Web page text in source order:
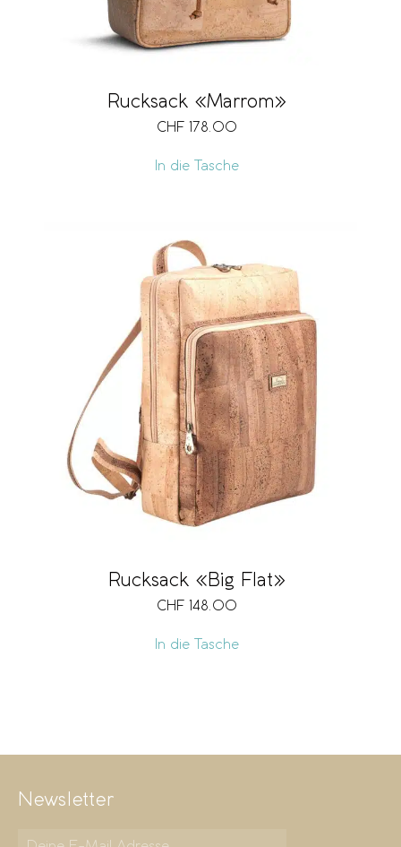
Rucksack «Marrom»
CHF 178.00
In die Tasche
Rucksack «Big Flat»
CHF 148.00
In die Tasche
Newsletter